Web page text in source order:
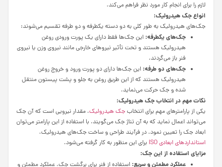
لازم را برای انجام کار مورد نظر فراهم می‌کند.
انواع جک هیدرولیک:
جک‌های هیدرولیک به طور کلی به دو دسته یکطرفه و دو طرفه تقسیم می‌شوند:
جک‌های یکطرفه: این جک‌ها فقط دارای یک پورت ورودی روغن
هیدرولیک هستند و تحت تأثیر نیروهای خارجی مانند نیروی وزن یا نیروی
فنر باز می‌گردند.
جک‌های دو طرفه: این جک‌ها دارای دو پورت ورود و خروج روغن
هیدرولیک هستند که از این طریق روغن به جلو و پشت پیستون منتقل
شده و جک حرکت می‌نماید.
نکات مهم در انتخاب جک هیدرولیک:
یکی از پارامترهای مهم برای انتخابجک هیدرولیک، مقدار نیرویی است که آن جک
می‌تواند اعمال نماید که به آن تناژ جک می‌گویند. با استفاده از این پارامتر می‌توان
ابعاد جک را تعیین نمود. در فرآیند طراحی و ساخت جک‌های هیدرولیک،
استانداردهای ابعادی ISO
برای این منظور به کار گرفته می‌شود.
مزایای استفاده از این جک:
عملکرد مطمئن و سریع: استفاده از فنر برای برگشت جک، عملکرد مطمئن و